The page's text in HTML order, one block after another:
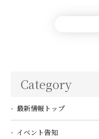
Category
最新情報トップ
イベント告知